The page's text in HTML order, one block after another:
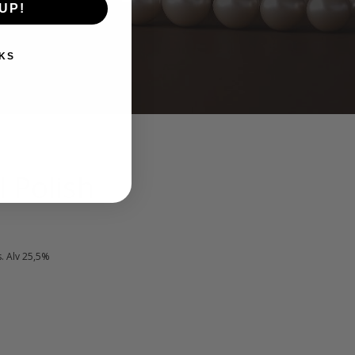
Alv 25,5%